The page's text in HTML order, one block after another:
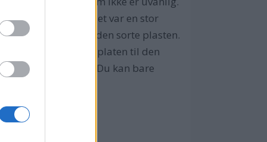
Først trodde vi det var en stor
sto Avestad på den sorte plasten.
har hengt fast i platen til den
for å manøvrere. Du kan bare